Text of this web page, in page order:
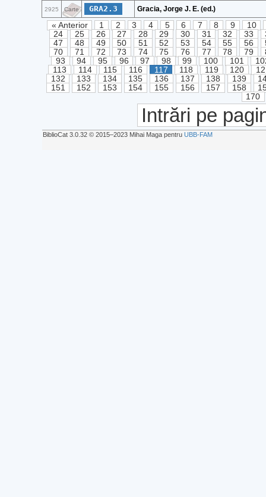
2925 Carte GRA2.3 Gracia, Jorge J. E. (ed.)
« Anterior 1 2 3 4 5 6 7 8 9
10
24
25 26 27 28 29 30 31 32 33
47
48 49 50 51 52 53 54 55 56
70
71 72 73 74 75 76 77 78 79
93
94 95 96 97 98 99 100 101
113
114 115 116 117 118 119 120
132
133 134 135 136 137 138 139
151
152 153 154 155 156 157 158
170
Intrări pe
BiblioCat 3.0.32 © 2015‒2023 Mihai Maga pentru UBB-FAM